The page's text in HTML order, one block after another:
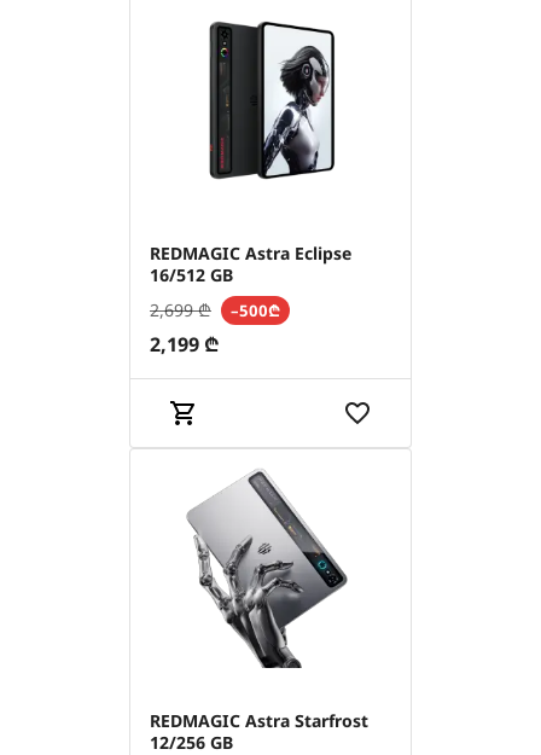
REDMAGIC Astra Eclipse
16/512 GB
2,699₾ –500₾
2,199 ₾
REDMAGIC Astra Starfrost
12/256 GB